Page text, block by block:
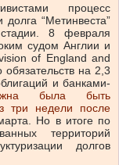
процесс
долга “Метинвеста”
8 февраля
судом Англии и
of England and
обязательств на 2,3
и банками-
была быть
три недели после
Но в итоге по
территорий
долгов